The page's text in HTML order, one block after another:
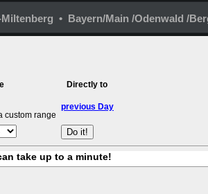
• Bayern/Main /Odenwald /